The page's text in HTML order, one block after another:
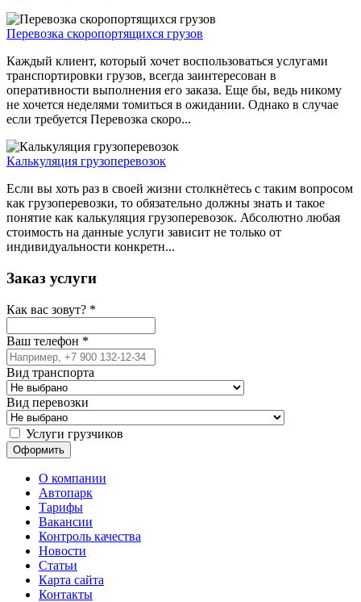
Перевозка скоропортящихся грузов
Каждый клиент, который хочет воспользоваться услугами
транспортировки грузов, всегда заинтересован в
оперативности выполнения его заказа. Еще бы, ведь никому
не хочется неделями томиться в ожидании. Однако в случае
если требуется Перевозка скоро...
Калькуляция грузоперевозок
Если вы хоть раз в своей жизни столкнётесь с таким вопросом
как грузоперевозки, то обязательно должны знать и такое
понятие как калькуляция грузоперевозок. Абсолютно любая
стоимость на данные услуги зависит не только от
индивидуальности конкретн...
Заказ услуги
Как вас зовут? *
Ваш телефон *
Вид транспорта
Вид перевозки
Услуги грузчиков
О компании
Автопарк
Тарифы
Вакансии
Контроль качества
Новости
Статьи
Карта сайта
Контакты